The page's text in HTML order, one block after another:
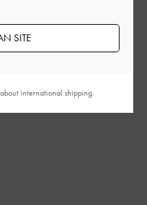
役に立ちましたか？
2023-07-03
SITE
international shipping.